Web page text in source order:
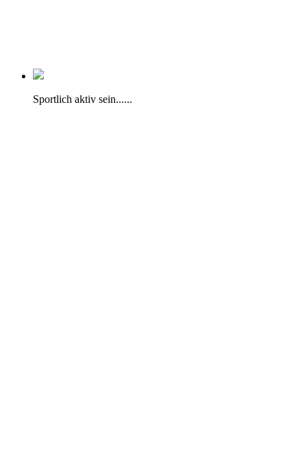
Sportlich aktiv sein......